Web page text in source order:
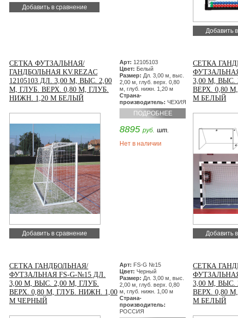
Добавить в сравнение
Добавить
СЕТКА ФУТЗАЛЬНАЯ/
ГАНДБОЛЬНАЯ KV.REZAC
12105103 ДЛ. 3,00 М, ВЫС. 2,00
М, ГЛУБ. ВЕРХ. 0,80 М, ГЛУБ.
НИЖН. 1,20 М БЕЛЫЙ
Добавить в сравнение
Арт: 12105103
Цвет: Белый
Размер: Дл. 3,00 м, выс.
2,00 м, глуб. верх. 0,80
м, глуб. нижн. 1,20 м
Страна-
производитель: ЧЕХИЯ
ПОДРОБНЕЕ
8895 руб. шт.
Нет в наличии
СЕТКА
3,00 М, ВЫС.
ВЕРХ. 0,80
М БЕЛЫЙ
Добавить
СЕТКА ГАНДБОЛЬНАЯ/
ФУТЗАЛЬНАЯ FS-G-№15 ДЛ.
3,00 М, ВЫС. 2,00 М, ГЛУБ.
ВЕРХ. 0,80 М, ГЛУБ. НИЖН. 1,00
М ЧЕРНЫЙ
Арт: FS-G №15
Цвет: Черный
Размер: Дл. 3,00 м, выс.
2,00 м, глуб. верх. 0,80
м, глуб. нижн. 1,00 м
Страна-
производитель:
РОССИЯ
СЕТКА
3,00 М, ВЫС.
ВЕРХ. 0,80
М БЕЛЫЙ